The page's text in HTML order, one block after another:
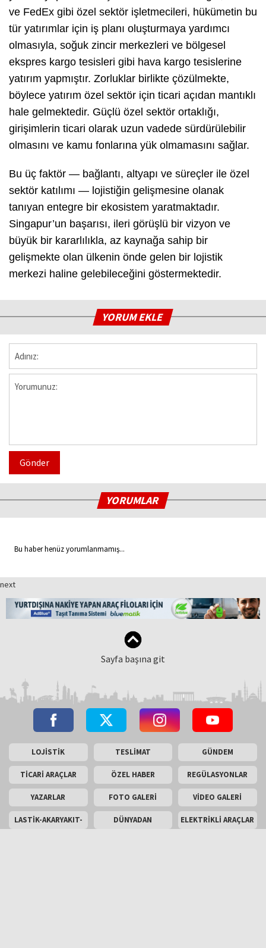
ve FedEx gibi özel sektör işletmecileri, hükümetin bu
tür yatırımlar için iş planı oluşturmaya yardımcı
olmasıyla, soğuk zincir merkezleri ve bölgesel
ekspres kargo tesisleri gibi hava kargo tesislerine
yatırım yapmıştır. Zorluklar birlikte çözülmekte,
böylece yatırım özel sektör için ticari açıdan mantıklı
hale gelmektedir. Güçlü özel sektör ortaklığı,
girişimlerin ticari olarak uzun vadede sürdürülebilir
olmasını ve kamu fonlarına yük olmamasını sağlar.
Bu üç faktör — bağlantı, altyapı ve süreçler ile özel
sektör katılımı — lojistiğin gelişmesine olanak
tanıyan entegre bir ekosistem yaratmaktadır.
Singapur’un başarısı, ileri görüşlü bir vizyon ve
büyük bir kararlılıkla, az kaynağa sahip bir
gelişmekte olan ülkenin önde gelen bir lojistik
merkezi haline gelebileceğini göstermektedir.
YORUM EKLE
Gönder
YORUMLAR
Bu haber henüz yorumlanmamış...
next
Sayfa başına git
LOJİSTİK TESLİMAT GÜNDEM
TİCARİ ARAÇLAR ÖZEL HABER REGÜLASYONLAR
YAZARLAR FOTO GALERİ VİDEO GALERİ
LASTİK-AKARYAKIT-
DÜNYADAN ELEKTRİKLİ ARAÇLAR